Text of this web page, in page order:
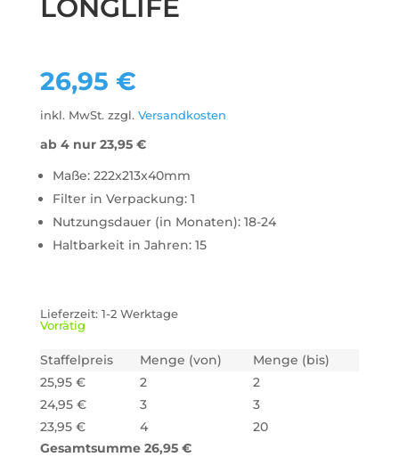
LONGLIFE
26,95 €
inkl. MwSt. zzgl. Versandkosten
ab 4 nur 23,95 €
Maße: 222x213x40mm
Filter in Verpackung: 1
Nutzungsdauer (in Monaten): 18-24
Haltbarkeit in Jahren: 15
Lieferzeit: 1-2 Werktage
Vorrätig
Staffelpreis Menge (von)
Menge (bis)
25,95 € 2
2
24,95 € 3
3
23,95 € 4
20
Gesamtsumme 26,95 €